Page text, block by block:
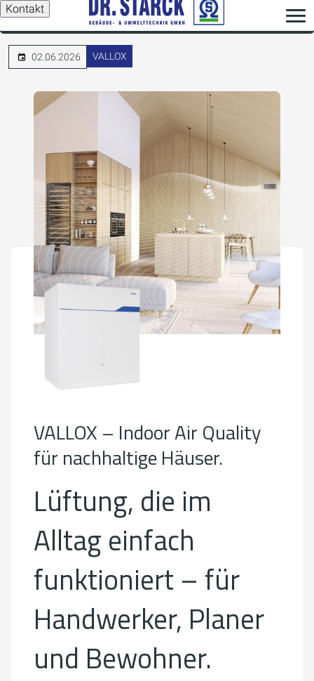
Kontakt
02.06.2026 VALLOX
VALLOX – Indoor Air Quality
für nachhaltige Häuser.
Lüftung, die im
Alltag einfach
funktioniert – für
Handwerker, Planer
und Bewohner.